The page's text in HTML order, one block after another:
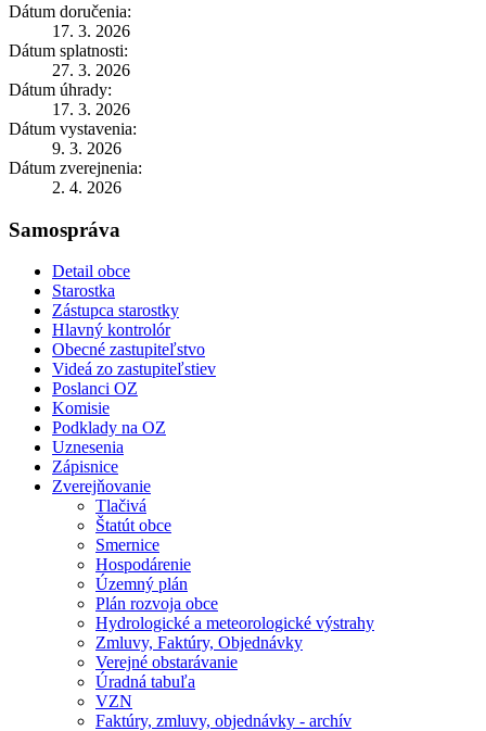
Dátum doručenia:
17. 3. 2026
Dátum splatnosti:
27. 3. 2026
Dátum úhrady:
17. 3. 2026
Dátum vystavenia:
9. 3. 2026
Dátum zverejnenia:
2. 4. 2026
Samospráva
Detail obce
Starostka
Zástupca starostky
Hlavný kontrolór
Obecné zastupiteľstvo
Videá zo zastupiteľstiev
Poslanci OZ
Komisie
Podklady na OZ
Uznesenia
Zápisnice
Zverejňovanie
Tlačivá
Štatút obce
Smernice
Hospodárenie
Územný plán
Plán rozvoja obce
Hydrologické a meteorologické výstrahy
Zmluvy, Faktúry, Objednávky
Verejné obstarávanie
Úradná tabuľa
VZN
Faktúry, zmluvy, objednávky - archív